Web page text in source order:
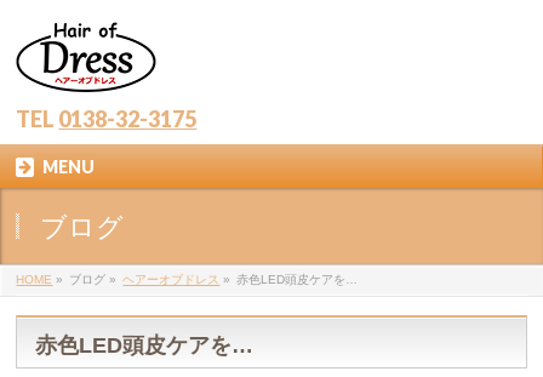
TEL 0138-32-3175
MENU
ブログ
HOME » ブログ » ヘアーオブドレス » 赤色LED頭皮ケアを…
赤色LED頭皮ケアを…